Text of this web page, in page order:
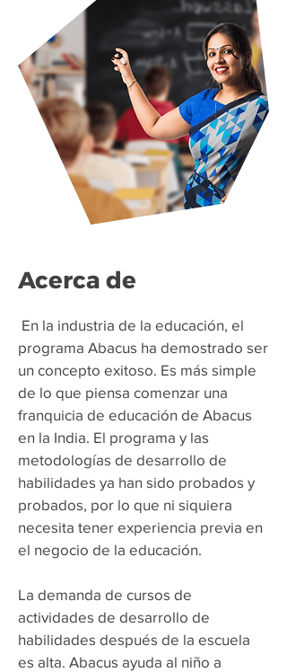
Acerca de
En la industria de la educación, el
programa Abacus ha demostrado ser
un concepto exitoso. Es más simple
de lo que piensa comenzar una
franquicia de educación de Abacus
en la India. El programa y las
metodologías de desarrollo de
habilidades ya han sido probados y
probados, por lo que ni siquiera
necesita tener experiencia previa en
el negocio de la educación.
La demanda de cursos de
actividades de desarrollo de
habilidades después de la escuela
es alta. Abacus ayuda al niño a